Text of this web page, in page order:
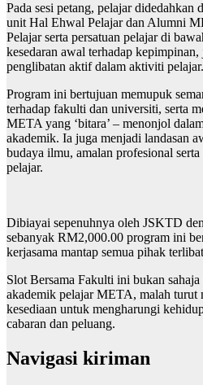
Pada sesi petang, pelajar didedahkan
unit Hal Ehwal Pelajar dan Alumni
Pelajar serta persatuan pelajar di
kesedaran awal terhadap
penglibatan aktif dalam aktiviti pelajar.
Program ini bertujuan memupuk
terhadap fakulti dan universiti, serta
META yang ‘bitara’ – menonjol
akademik. Ia juga menjadi landasan
budaya ilmu, amalan profesional
pelajar.
Dibiayai sepenuhnya oleh JSKTD
sebanyak RM2,000.00 program ini
kerjasama mantap semua pihak
Slot Bersama Fakulti ini bukan
akademik pelajar META, malah turut
kesediaan untuk mengharungi
cabaran dan peluang.
Navigasi kiriman